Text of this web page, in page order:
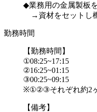
◆業務用の金属製板
→資材をセットし
勤務時間
【勤務時間】
①08:25~17:15
②16:25~01:15
③00:25~09:15
※①②③それぞれ約2
【備考】